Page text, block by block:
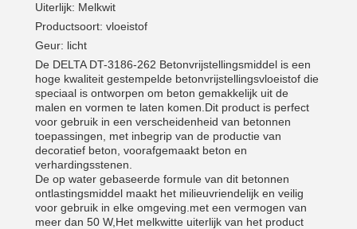
Uiterlijk: Melkwit
Productsoort: vloeistof
Geur: licht
De DELTA DT-3186-262 Betonvrijstellingsmiddel is een
hoge kwaliteit gestempelde betonvrijstellingsvloeistof die
speciaal is ontworpen om beton gemakkelijk uit de
malen en vormen te laten komen.Dit product is perfect
voor gebruik in een verscheidenheid van betonnen
toepassingen, met inbegrip van de productie van
decoratief beton, voorafgemaakt beton en
verhardingsstenen.
De op water gebaseerde formule van dit betonnen
ontlastingsmiddel maakt het milieuvriendelijk en veilig
voor gebruik in elke omgeving.met een vermogen van
meer dan 50 W,Het melkwitte uiterlijk van het product